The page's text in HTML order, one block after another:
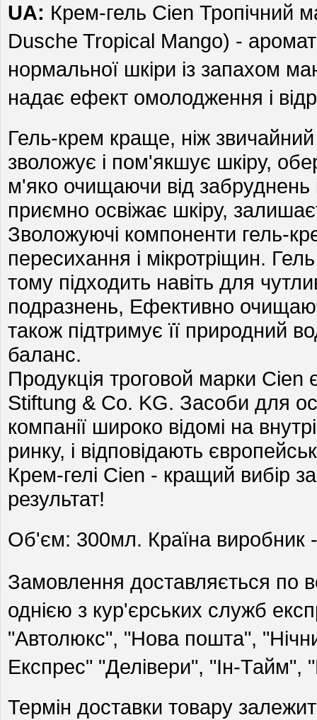
UA: Крем-гель Cien Тропічний
Dusche Tropical Mango) -
нормальної шкіри із запахом
надає ефект омолодження і
Гель-крем краще, ніж
зволожує і пом'якшує шкіру,
м'яко очищаючи від забруднень
приємно освіжає шкіру,
Зволожуючі компоненти гель-
пересихання і мікротріщин.
тому підходить навіть для
подразнень, Ефективно
також підтримує її природний
баланс.
Продукція троговой марки Cien
Stiftung & Co. KG. Засоби для
компанії широко відомі на
ринку, і відповідають
Крем-гелі Cien - кращий вибір
результат!
Об'єм: 300мл. Країна виробник
Замовлення доставляється по
однією з кур'єрських служб
"Автолюкс", "Нова пошта",
Експрес" "Делівери", "Ін-
Термін доставки товару